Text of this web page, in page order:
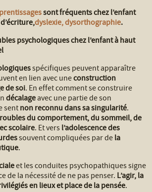
sont fréquents chez l’enfant
dyslexie, dysorthographie.
psychologiques chez l’enfant à haut
spécifiques peuvent apparaître
en lien avec uneconstruction
de soi. En effet comment se construire
décalage avec une partie de son
sent non reconnu dans sa singularité.
du comportement, du sommeil, de
scolaire. Et vers l’adolescence des
souvent compliquées par de la
.
et les conduites psychopathiques signe
de la nécessité de ne pas penser. L’agir, la
en lieux et place de la pensée.